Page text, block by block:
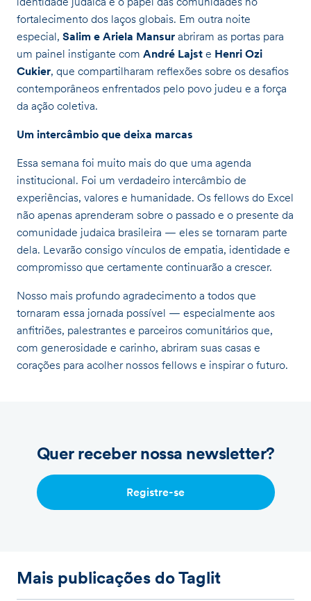
fortalecimento dos laços globais. Em outra noite
especial, Salim e Ariela Mansur abriram as portas para
um painel instigante com André Lajst e Henri Ozi
Cukier, que compartilharam reflexões sobre os desafios
contemporâneos enfrentados pelo povo judeu e a força
da ação coletiva.
Um intercâmbio que deixa marcas
Essa semana foi muito mais do que uma agenda
institucional. Foi um verdadeiro intercâmbio de
experiências, valores e humanidade. Os fellows do Excel
não apenas aprenderam sobre o passado e o presente da
comunidade judaica brasileira — eles se tornaram parte
dela. Levarão consigo vínculos de empatia, identidade e
compromisso que certamente continuarão a crescer.
Nosso mais profundo agradecimento a todos que
tornaram essa jornada possível — especialmente aos
anfitriões, palestrantes e parceiros comunitários que,
com generosidade e carinho, abriram suas casas e
corações para acolher nossos fellows e inspirar o futuro.
Mais publicações do Taglit
Quer receber nossa newsletter?
Registre-se